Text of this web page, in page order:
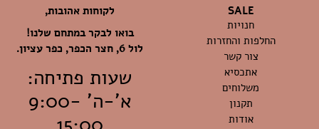
SALE
חנויות
החלפות והחזרות
צור קשר
אתכסיא
משלוחים
תקנון
אודות
לקוחות אהובות,
בואו לבקר במתחם שלנו!
לול 6, חצר הכפר, כפר עציון.
שעות פתיחה:
א'-ה' 9:00-